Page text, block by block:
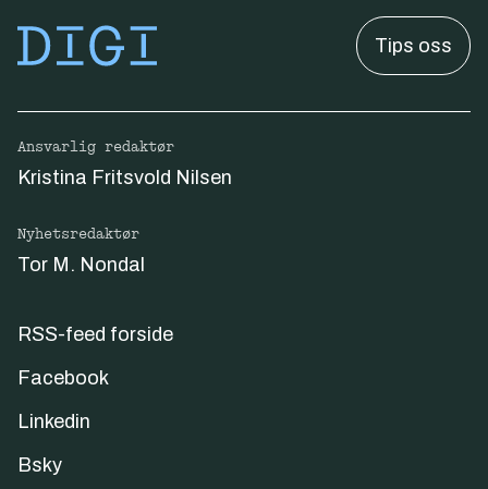
Tips oss
Ansvarlig redaktør
Kristina Fritsvold Nilsen
Nyhetsredaktør
Tor M. Nondal
RSS-feed forside
Facebook
Linkedin
Bsky